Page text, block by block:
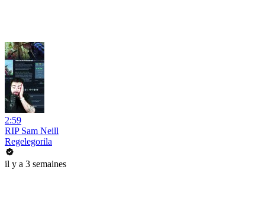
2:59
RIP Sam Neill
Regelegorila
il y a 3 semaines